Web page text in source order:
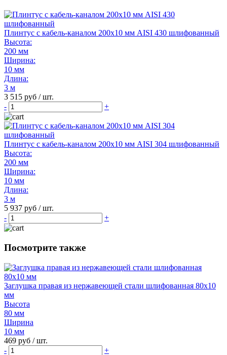
Плинтус с кабель-каналом 200х10 мм AISI 430 шлифованный
Высота:
200 мм
Ширина:
10 мм
Длина:
3 м
3 515 руб / шт.
-
+
Плинтус с кабель-каналом 200х10 мм AISI 304 шлифованный
Высота:
200 мм
Ширина:
10 мм
Длина:
3 м
5 937 руб / шт.
-
+
Посмотрите также
Заглушка правая из нержавеющей стали шлифованная 80х10
мм
Высота
80 мм
Ширина
10 мм
469 руб / шт.
-
+